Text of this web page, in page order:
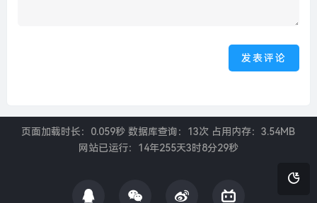
页面加载时长：0.059秒 数据库查询：13次 占用内存：3.54MB
网站已运行： 14年255天3时8分30秒